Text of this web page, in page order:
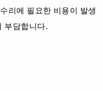
리에 필요한 비용이 발생
부담합니다.